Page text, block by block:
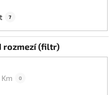
7
rozmezí (filtr)
0